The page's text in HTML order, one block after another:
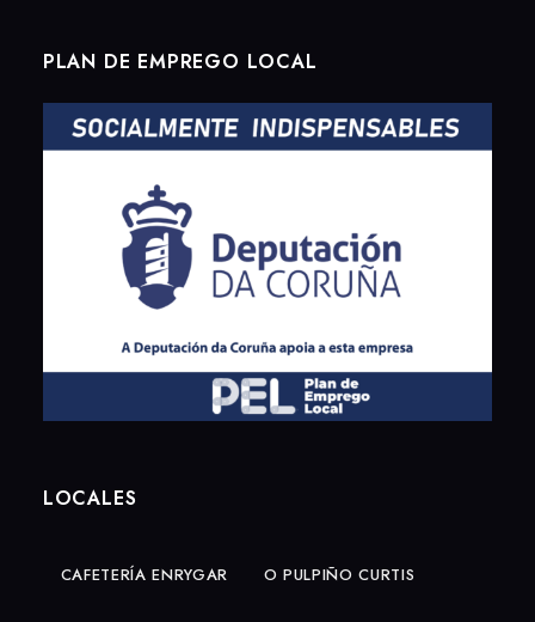
PLAN DE EMPREGO LOCAL
LOCALES
CAFETERÍA ENRYGAR O PULPIÑO CURTIS